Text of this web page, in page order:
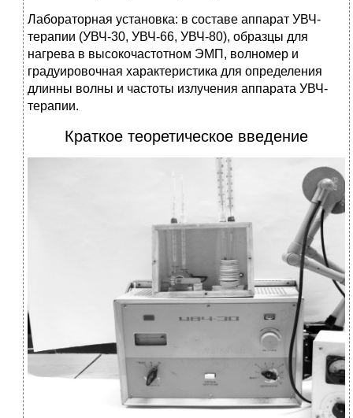
Лабораторная установка: в составе аппарат УВЧ-
терапии (УВЧ-30, УВЧ-66, УВЧ-80), образцы для
нагрева в высокочастотном ЭМП, волномер и
градуировочная характеристика для определения
длинны волны и частоты излучения аппарата УВЧ-
терапии.
Краткое теоретическое введение